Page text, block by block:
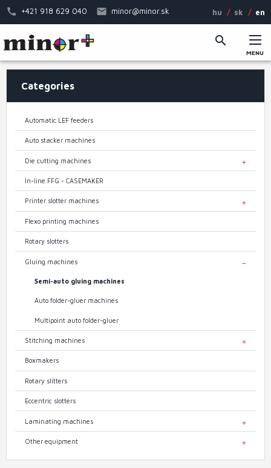
main
+421 918 629 040 minor@minor.sk hu sk en
menu
MENU
Categories
Automatic LEF feeders
Auto stacker machines
Die cutting machines
In-line FFG - CASEMAKER
Printer slotter machines
Flexo printing machines
Rotary slotters
Gluing machines
Semi-auto gluing machines
Auto folder-gluer machines
Multipoint auto folder-gluer
Stitching machines
Boxmakers
Rotary slitters
Eccentric slotters
Laminating machines
Other equipment